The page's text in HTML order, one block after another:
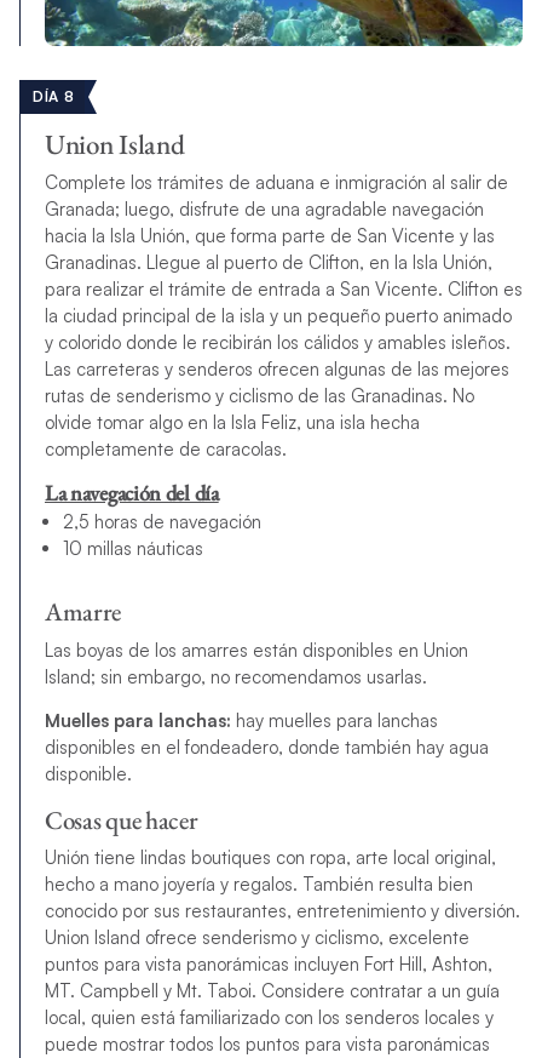
DÍA 8
Union Island
Complete los trámites de aduana e inmigración al salir de
Granada; luego, disfrute de una agradable navegación
hacia la Isla Unión, que forma parte de San Vicente y las
Granadinas. Llegue al puerto de Clifton, en la Isla Unión,
para realizar el trámite de entrada a San Vicente. Clifton es
la ciudad principal de la isla y un pequeño puerto animado
y colorido donde le recibirán los cálidos y amables isleños.
Las carreteras y senderos ofrecen algunas de las mejores
rutas de senderismo y ciclismo de las Granadinas. No
olvide tomar algo en la Isla Feliz, una isla hecha
completamente de caracolas.
La navegación del día
2,5 horas de navegación
10 millas náuticas
Amarre
Las boyas de los amarres están disponibles en Union
Island; sin embargo, no recomendamos usarlas.
Muelles para lanchas: hay muelles para lanchas
disponibles en el fondeadero, donde también hay agua
disponible.
Cosas que hacer
Unión tiene lindas boutiques con ropa, arte local original,
hecho a mano joyería y regalos. También resulta bien
conocido por sus restaurantes, entretenimiento y diversión.
Union Island ofrece senderismo y ciclismo, excelente
puntos para vista panorámicas incluyen Fort Hill, Ashton,
MT. Campbell y Mt. Taboi. Considere contratar a un guía
local, quien está familiarizado con los senderos locales y
puede mostrar todos los puntos para vista paronámicas